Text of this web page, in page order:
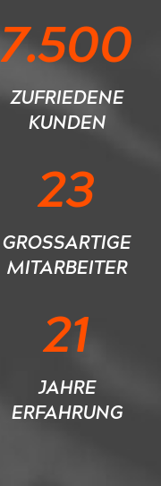
7.500
ZUFRIEDENE
KUNDEN
23
GROSSARTIGE
MITARBEITER
21
JAHRE
ERFAHRUNG